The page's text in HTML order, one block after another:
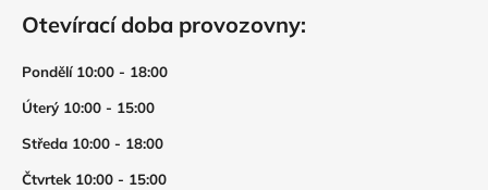
Otevírací doba provozovny:
Pondělí 10:00 - 18:00
Úterý 10:00 - 15:00
Středa 10:00 - 18:00
Čtvrtek 10:00 - 15:00